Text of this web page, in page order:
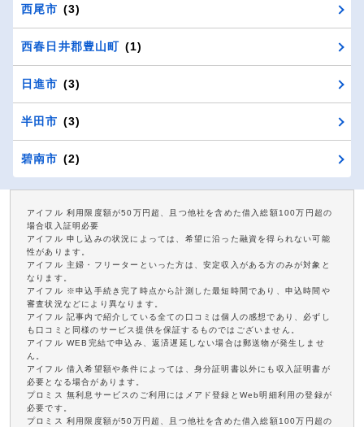
西尾市 (3)
西春日井郡豊山町 (1)
日進市 (3)
半田市 (3)
碧南市 (2)
アイフル 利用限度額が50万円超、且つ他社を含めた借入総額100万円超の
場合収入証明必要
アイフル 申し込みの状況によっては、希望に沿った融資を得られない可能
性があります。
アイフル 主婦・フリーターといった方は、安定収入がある方のみが対象と
なります。
アイフル ※申込手続き完了時点から計測した最短時間であり、申込時間や
審査状況などにより異なります。
アイフル 記事内で紹介している全ての口コミは個人の感想であり、必ずし
も口コミと同様のサービス提供を保証するものではございません。
アイフル WEB完結で申込み、返済遅延しない場合は郵送物が発生しませ
ん。
アイフル 借入希望額や条件によっては、身分証明書以外にも収入証明書が
必要となる場合があります。
プロミス 無利息サービスのご利用にはメアド登録とWeb明細利用の登録が
必要です。
プロミス 利用限度額が50万円超、且つ他社を含めた借入総額100万円超の